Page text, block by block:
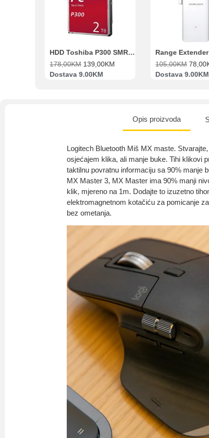
HDD Toshiba P300 SMR 3.5″ 2TB SATA III
178,00KM 139,00KM
Dostava 9.00KM
105,00KM 78,00
Dostava 9.00KM
Opis proizvoda
Logitech Bluetooth Miš MX maste.
osjećajem klika, ali manje buke. Tihi klikovi
taktilnu povratnu informaciju sa 90% manje
MX Master 3, MX Master ima 90% manji
klik, mjereno na 1m. Dodajte to izuzetno
elektromagnetnom kotačiću za pomicanje
bez ometanja.